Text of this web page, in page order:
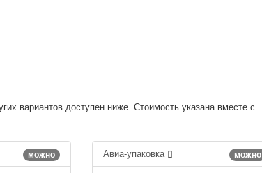
вариантов доступен ниже. Стоимость указана вместе с
можно можно
Авиа-упаковка